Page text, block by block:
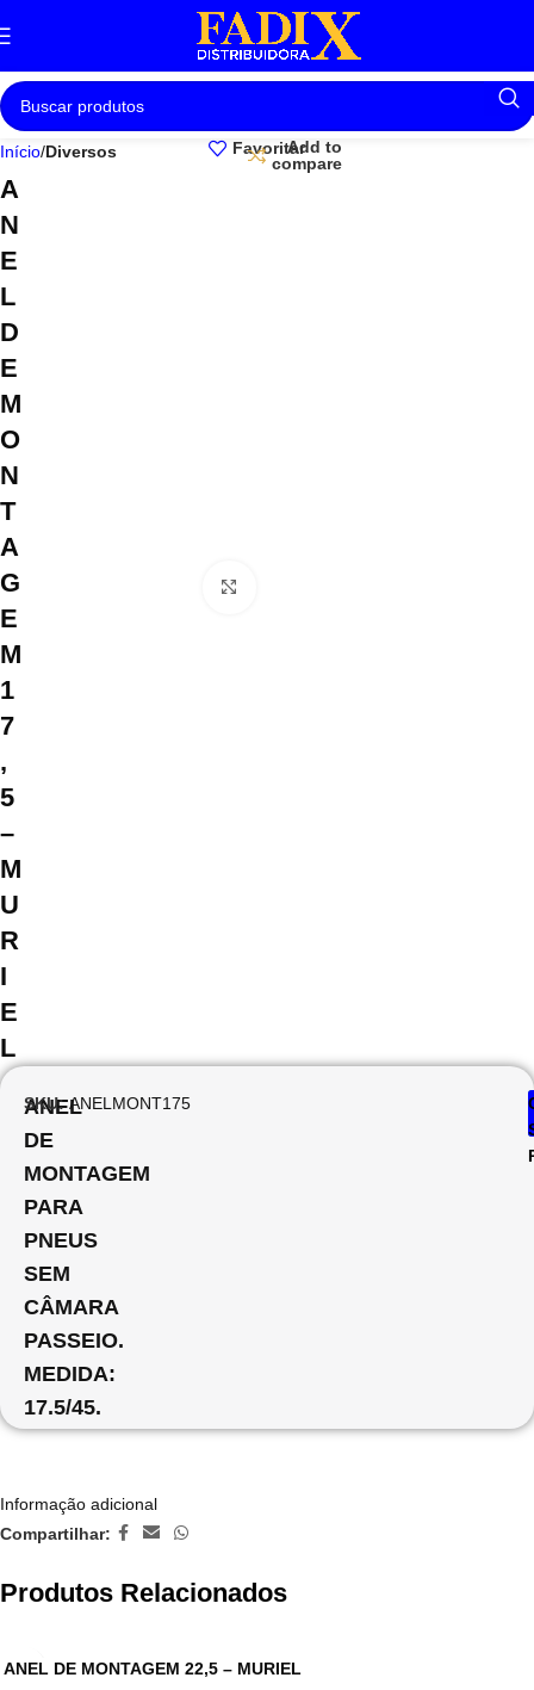
Início Diversos FavoritarAdd to
compare
A
N
E
L
D
E
M
O
N
T
A
G
E
M
1
7
,
5
–
M
U
R
I
E
L
ANEL
DE
MONTAGEM
PARA
PNEUS
SEM
CÂMARA
PASSEIO.
MEDIDA:
17.5/45.
SKU:ANELMONT175
Informação adicional
Compartilhar:
Produtos Relacionados
ANEL DE MONTAGEM 22,5 – MURIEL